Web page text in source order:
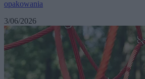
opakowania
3/06/2026